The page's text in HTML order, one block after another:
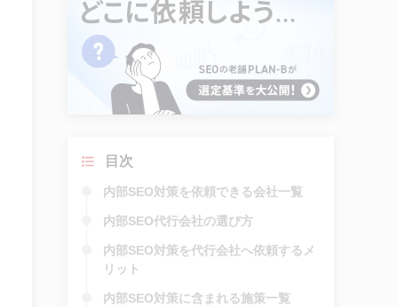
目次
内部SEO対策を依頼できる会社一覧
内部SEO代行会社の選び方
内部SEO対策を代行会社へ依頼するメ
リット
内部SEO対策に含まれる施策一覧